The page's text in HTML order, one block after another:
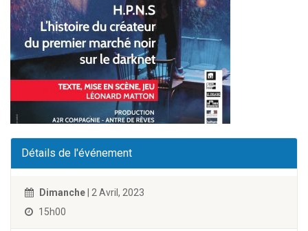
Détails de l'événement
Dimanche | 2 Avril, 2023
15h00